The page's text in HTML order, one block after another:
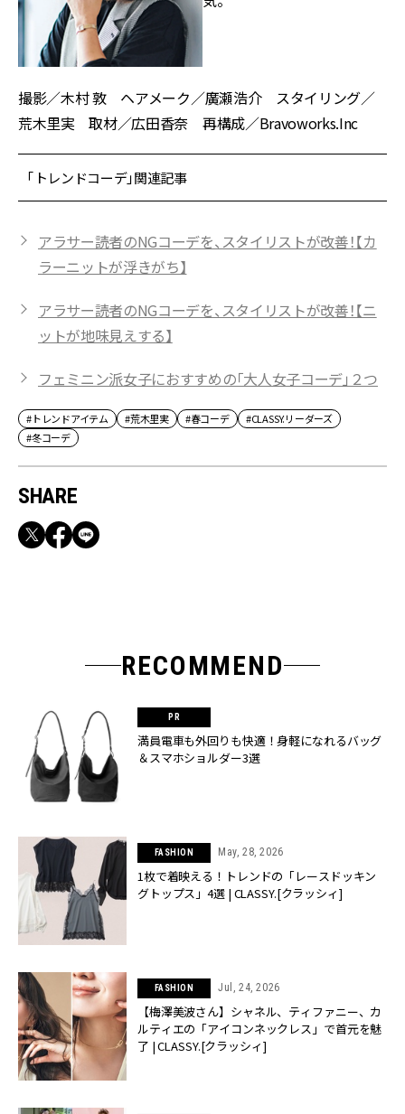
撮影／木村 敦 ヘアメーク／廣瀬浩介 スタイリング／
荒木里実 取材／広田香奈 再構成／Bravoworks.Inc
「トレンドコーデ」関連記事
アラサー読者のNGコーデを、スタイリストが改善！【カ
ラーニットが浮きがち】
アラサー読者のNGコーデを、スタイリストが改善！【ニ
ットが地味見えする】
フェミニン派女子におすすめの「大人女子コーデ」２つ
#トレンドアイテム #荒木里実 #春コーデ
#CLASSY.リーダーズ
#冬コーデ
SHARE
RECOMMEND
満員電車も外回りも快適！身軽になれるバッグ
＆スマホショルダー3選
FASHION May, 28, 2026
1枚で着映える！トレンドの「レースドッキン
グトップス」4選 | CLASSY.[クラッシィ]
FASHION Jul, 24, 2026
【梅澤美波さん】シャネル、ティファニー、カ
ルティエの「アイコンネックレス」で首元を魅
了 | CLASSY.[クラッシィ]